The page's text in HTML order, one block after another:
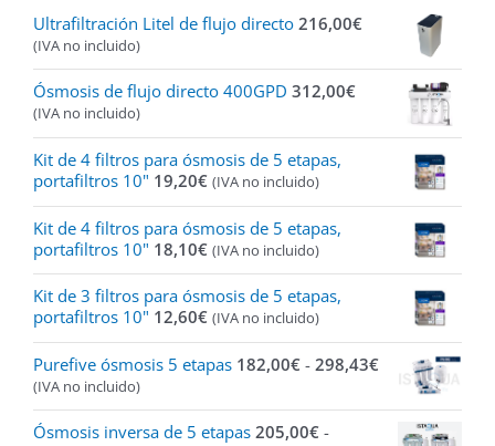
Ultrafiltración Litel de flujo directo 216,00€
(IVA no incluido)
Ósmosis de flujo directo 400GPD 312,00€
(IVA no incluido)
Kit de 4 filtros para ósmosis de 5 etapas,
portafiltros 10" 19,20€ (IVA no incluido)
Kit de 4 filtros para ósmosis de 5 etapas,
portafiltros 10" 18,10€ (IVA no incluido)
Kit de 3 filtros para ósmosis de 5 etapas,
portafiltros 10" 12,60€ (IVA no incluido)
Purefive ósmosis 5 etapas 182,00€ - 298,43€Rango
precios:
desde
(IVA no incluido)
Ósmosis inversa de 5 etapas 205,00€ -